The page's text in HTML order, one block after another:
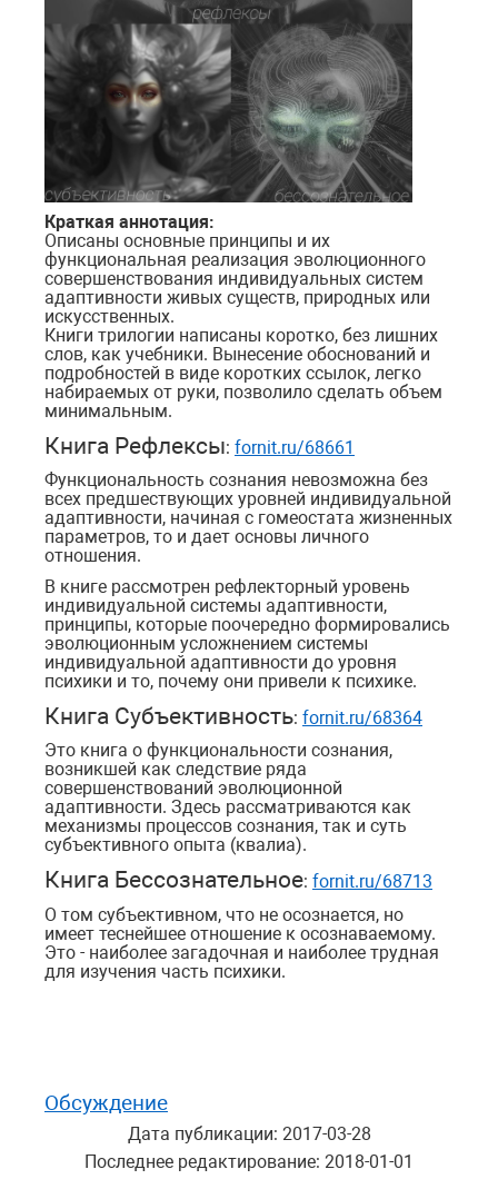
Краткая аннотация:
Описаны основные принципы и их
функциональная реализация эволюционного
совершенствования индивидуальных систем
адаптивности живых существ, природных или
искусственных.
Книги трилогии написаны коротко, без лишних
слов, как учебники. Вынесение обоснований и
подробностей в виде коротких ссылок, легко
набираемых от руки, позволило сделать объем
минимальным.
Книга Рефлексы: fornit.ru/68661
Функциональность сознания невозможна без
всех предшествующих уровней индивидуальной
адаптивности, начиная с гомеостата жизненных
параметров, то и дает основы личного
отношения.
В книге рассмотрен рефлекторный уровень
индивидуальной системы адаптивности,
принципы, которые поочередно формировались
эволюционным усложнением системы
индивидуальной адаптивности до уровня
психики и то, почему они привели к психике.
Книга Субъективность: fornit.ru/68364
Это книга о функциональности сознания,
возникшей как следствие ряда
совершенствований эволюционной
адаптивности. Здесь рассматриваются как
механизмы процессов сознания, так и суть
субъективного опыта (квалиа).
Книга Бессознательное: fornit.ru/68713
О том субъективном, что не осознается, но
имеет теснейшее отношение к осознаваемому.
Это - наиболее загадочная и наиболее трудная
для изучения часть психики.
Обсуждение
Дата публикации: 2017-03-28
Последнее редактирование: 2018-01-01